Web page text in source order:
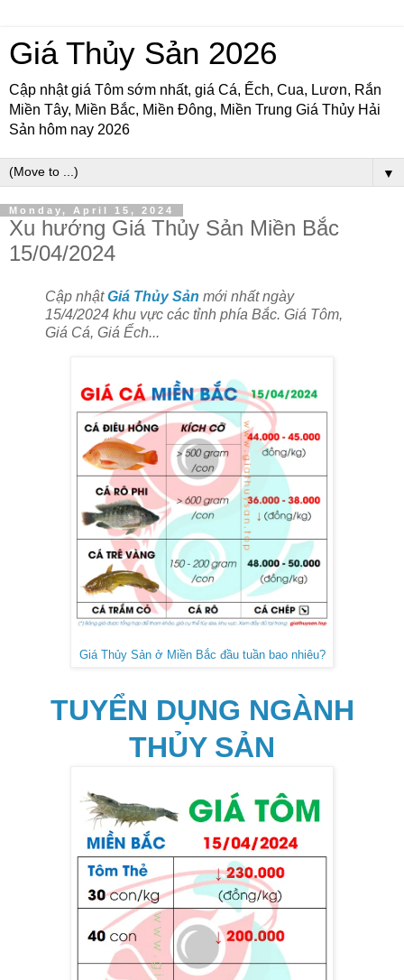
Giá Thủy Sản 2026
Cập nhật giá Tôm sớm nhất, giá Cá, Ếch, Cua, Lươn, Rắn
Miền Tây, Miền Bắc, Miền Đông, Miền Trung Giá Thủy Hải
Sản hôm nay 2026
▼
Monday, April 15, 2024
Xu hướng Giá Thủy Sản Miền Bắc
15/04/2024
Cập nhậtGiá Thủy Sản mới nhất ngày
15/4/2024 khu vực các tỉnh phía Bắc. Giá Tôm,
Giá Cá, Giá Ếch...
Giá Thủy Sản ở Miền Bắc đầu tuần bao nhiêu?
TUYỂN DỤNG NGÀNH
THỦY SẢN